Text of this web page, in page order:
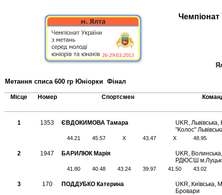
Чемпіонат
Метання списа 600 гр Юніорки Фінал
Місце Номер Спортсмен
1 1353 ЄВДОКИМОВА Тамара
UKR,
"Колос"
44.21 45.57 X 43.47 X 48.95
2 1947 БАРИЛЮК Марія
UKR,
РДЮСШ м.Луцьк
41.80 40.48 43.24 39.97 41.50 43.02
3 170 ПОДДУБКО Катерина
UKR,
Бровари